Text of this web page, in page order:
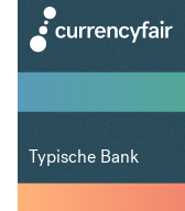
Typische Bank